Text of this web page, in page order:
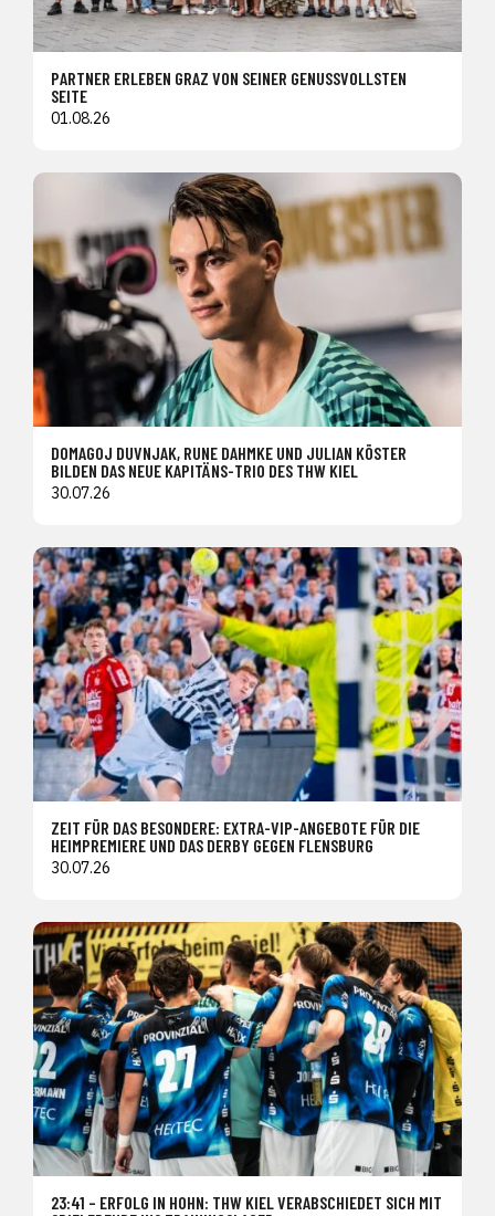
PARTNER ERLEBEN GRAZ VON SEINER GENUSSVOLLSTEN
SEITE
01.08.26
DOMAGOJ DUVNJAK, RUNE DAHMKE UND JULIAN KÖSTER
BILDEN DAS NEUE KAPITÄNS-TRIO DES THW KIEL
30.07.26
ZEIT FÜR DAS BESONDERE: EXTRA-VIP-ANGEBOTE FÜR DIE
HEIMPREMIERE UND DAS DERBY GEGEN FLENSBURG
30.07.26
23:41 – ERFOLG IN HOHN: THW KIEL VERABSCHIEDET SICH MIT